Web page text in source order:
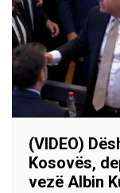
(VIDEO)
Kosovës,
vezë Albin